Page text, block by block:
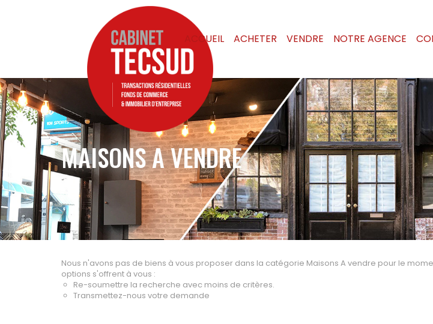
ACCUEIL ACHETER VENDRE NOTRE AGENCE
MAISONS A VENDRE
Nous n'avons pas de biens à vous proposer dans la catégorie Maisons A vendre pour le
options s'offrent à vous :
Re-soumettre la recherche avec moins de critères.
Transmettez-nous votre demande